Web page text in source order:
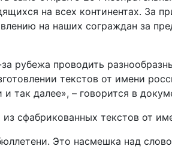
на всех континентах. За
на наших сограждан за
рубежа проводить
текстов от имени
так далее», – говорится в
сфабрикованных текстов от
Это насмешка над